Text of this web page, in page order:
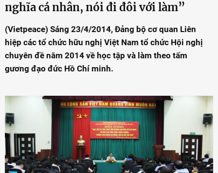
nghĩa cá nhân, nói đi đôi với làm”
(Vietpeace) Sáng 23/4/2014, Đảng bộ cơ quan Liên
hiệp các tổ chức hữu nghị Việt Nam tổ chức Hội nghị
chuyên đề năm 2014 về học tập và làm theo tấm
gương đạo đức Hồ Chí minh.